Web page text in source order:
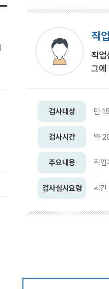
직
직업
그에
검사대상 만
검사시간 약
주요내용 직업
검사실시요령 시간